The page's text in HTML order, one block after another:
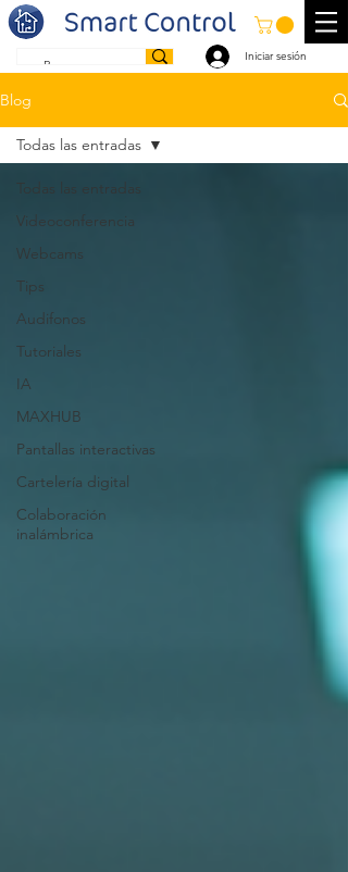
Iniciar sesión
Blog
Todas las entradas
Videoconferencia
Webcams
Tips
Audifonos
Tutoriales
IA
MAXHUB
Pantallas interactivas
Cartelería digital
Colaboración
inalámbrica
Todas las entradas